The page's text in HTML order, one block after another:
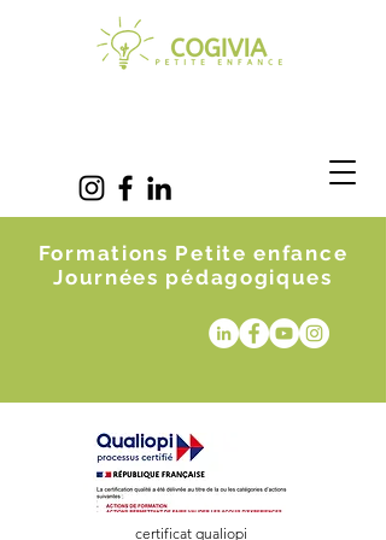
Formations Petite enfance
Journées pédagogiques
certificat qualiopi